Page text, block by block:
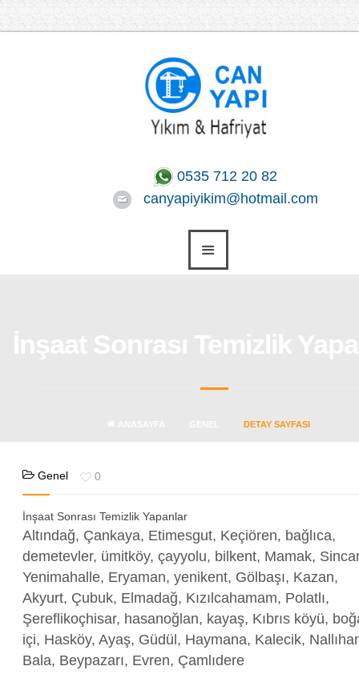
0535 712 20 82
canyapiyikim@hotmail.com
DETAY SAYFASI
Genel 0
İnşaat Sonrası Temizlik Yapanlar
Altındağ, Çankaya, Etimesgut, Keçiören, bağlıca,
demetevler, ümitköy, çayyolu, bilkent, Mamak,
Yenimahalle, Eryaman, yenikent, Gölbaşı, Kazan,
Akyurt, Çubuk, Elmadağ, Kızılcahamam, Polatlı,
Şereflikoçhisar, hasanoğlan, kayaş, Kıbrıs köyü,
içi, Hasköy, Ayaş, Güdül, Haymana, Kalecik,
Bala, Beypazarı, Evren, Çamlıdere